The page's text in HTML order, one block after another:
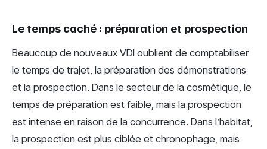
Le temps caché : préparation et prospection
Beaucoup de nouveaux VDI oublient de comptabiliser
le temps de trajet, la préparation des démonstrations
et la prospection. Dans le secteur de la cosmétique, le
temps de préparation est faible, mais la prospection
est intense en raison de la concurrence. Dans l’habitat,
la prospection est plus ciblée et chronophage, mais